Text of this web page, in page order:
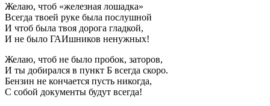
Желаю, чтоб «железная лошадка»
Всегда твоей руке была послушной
И чтоб была твоя дорога гладкой,
И не было ГАИшников ненужных!
Желаю, чтоб не было пробок, заторов,
И ты добирался в пункт Б всегда скоро.
Бензин не кончается пусть никогда,
С собой документы будут всегда!